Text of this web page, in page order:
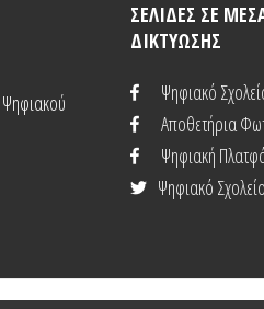
Ψηφιακού
ΣΕΛΙΔΕΣ ΣΕ
ΔΙΚΤΥΩΣΗΣ
Ψηφιακό
Αποθετήρια
Ψηφιακή
Ψηφιακό Σχολείο